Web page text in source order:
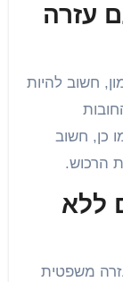
עזרה
חשוב להיות
כן, חשוב
הרכוש.
ללא
משפטית